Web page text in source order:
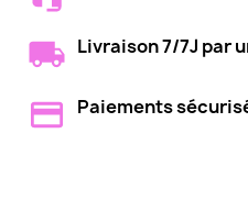
Livraison 7/7J par
Paiements